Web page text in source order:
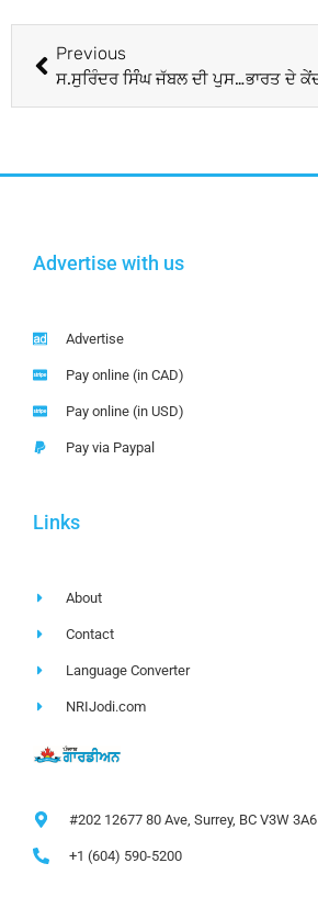
Previous
ਸ.ਸੁਰਿੰਦਰ ਸਿੰੰਘ ਜੱਬਲ ਦੀ ਪੁਸਤਕ 29 ਜੁਲਾਈ ਨੂੰ ਰਲੀਜ਼ ਹੋਵੇਗੀ
Advertise with us
Advertise
Pay online (in CAD)
Pay online (in USD)
Pay via Paypal
Links
About
Contact
Language Converter
NRIJodi.com
#202 12677 80 Ave, Surrey, BC V3W 3A6
+1 (604) 590-5200